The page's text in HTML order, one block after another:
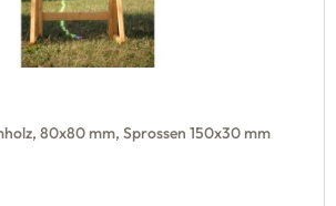
80x80 mm, Sprossen 150x30 mm